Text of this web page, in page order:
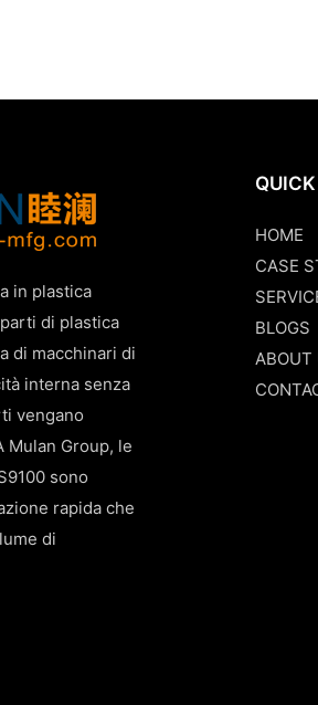
in plastica
di plastica
di macchinari di
interna senza
vengano
Mulan Group, le
sono
rapida che
di
HOME
CASE
BLOGS
ABOUT